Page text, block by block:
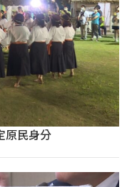
原民身分